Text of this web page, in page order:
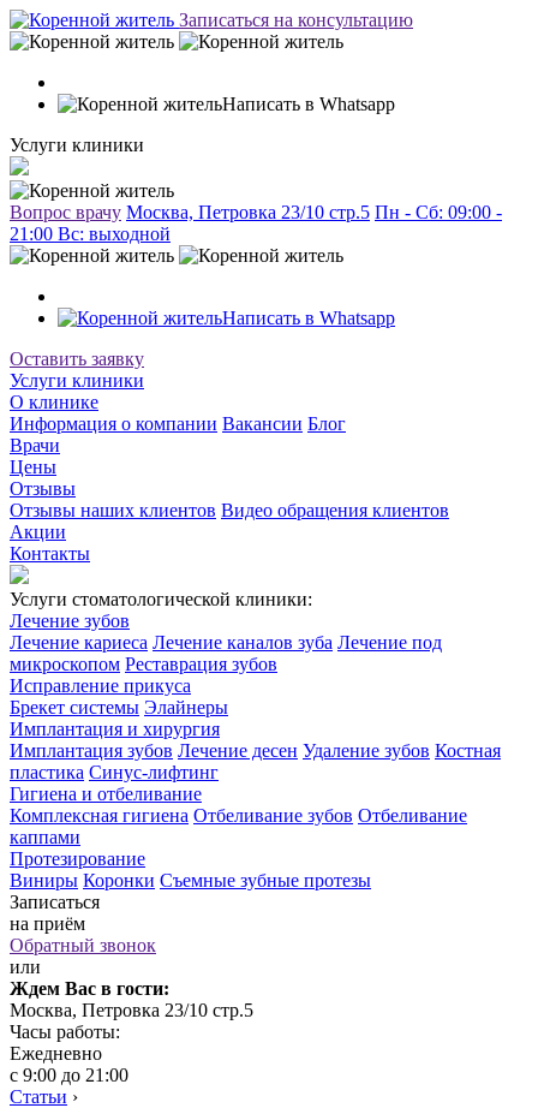
Записаться на консультацию
Написать в Whatsapp
Услуги клиники
Вопрос врачу Москва, Петровка 23/10 стр.5 Пн - Сб: 09:00 -
21:00 Вc: выходной
Написать в Whatsapp
Оставить заявку
Услуги клиники
О клинике
Информация о компании Вакансии Блог
Врачи
Цены
Отзывы
Отзывы наших клиентов Видео обращения клиентов
Акции
Контакты
Услуги стоматологической клиники:
Лечение зубов
Лечение кариеса Лечение каналов зуба Лечение под
микроскопом Реставрация зубов
Исправление прикуса
Брекет системы Элайнеры
Имплантация и хирургия
Имплантация зубов Лечение десен Удаление зубов Костная
пластика Синус-лифтинг
Гигиена и отбеливание
Комплексная гигиена Отбеливание зубов Отбеливание
каппами
Протезирование
Виниры Коронки Съемные зубные протезы
Записаться
на приём
Обратный звонок
или
Ждем Вас в гости:
Москва, Петровка 23/10 стр.5
Часы работы:
Ежедневно
с 9:00 до 21:00
Статьи ›